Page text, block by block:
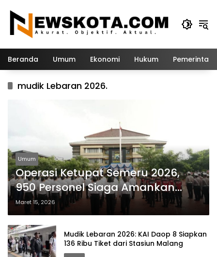
konten
Beranda Umum Ekonomi Hukum
mudik Lebaran 2026.
Umum
Operasi Ketupat Semeru 2026,
950 Personel Siaga Amankan
Mudik di Sidoarjo
Maret 15, 2026
Mudik Lebaran 2026: KAI Daop 8 Siapkan
136 Ribu Tiket dari Stasiun Malang